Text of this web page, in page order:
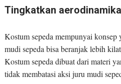
Tingkatkan aerodinamika
Kostum sepeda mempunyai
mudi sepeda bisa beranjak lebih
Kostum sepeda dibuat dari materi
tidak membatasi aksi juru mudi